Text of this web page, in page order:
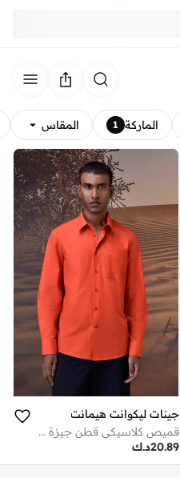
الماركة 1 المقاس
جينات ليكوانت هيمانت
قميص كلاسيكي قطن جيزة أحمر كوكيليكو
د.ك20.89